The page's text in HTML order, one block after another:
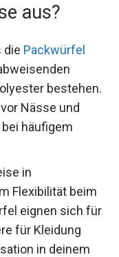
aus?
die Packwürfel
bestehen.
Nässe und
häufigem
in
Flexibilität beim
eignen sich für
für Kleidung
in deinem